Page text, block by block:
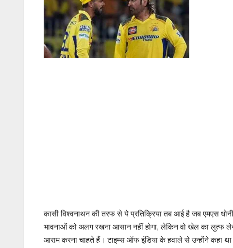
कासी विश्वनाथन की तरफ से ये प्रतिक्रिया तब आई है जब एमएस
भावनाओं को अलग रखना आसान नहीं होगा, लेकिन वो खेल का लुत्फ
आराम करना चाहते हैं। टाइम्स ऑफ इंडिया के हवाले से उन्होंने